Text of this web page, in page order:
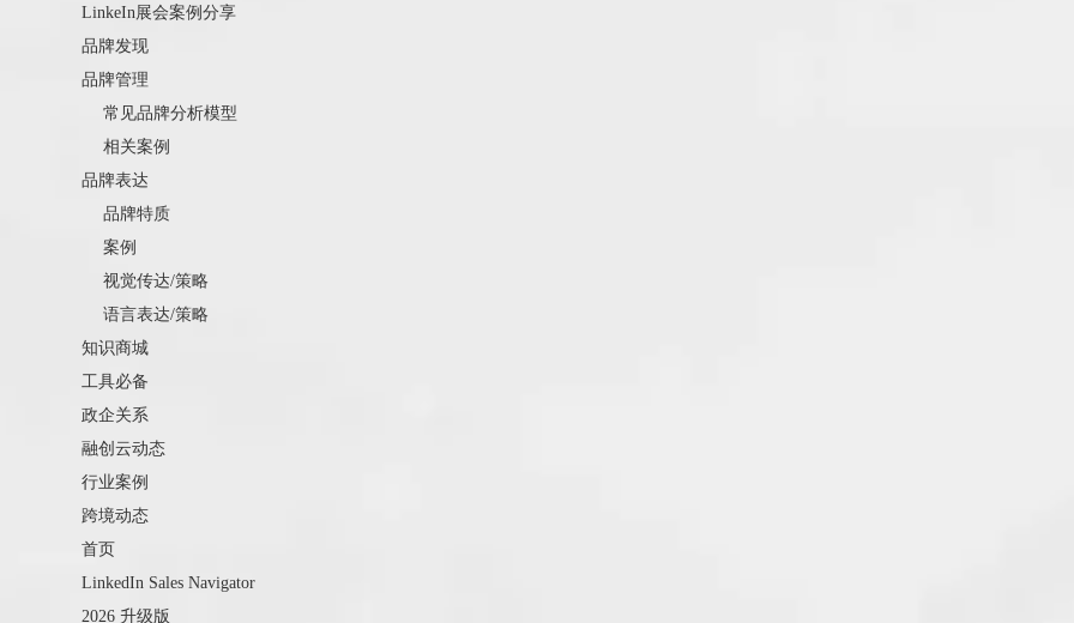
LinkeIn展会案例分享
品牌发现
品牌管理
常见品牌分析模型
相关案例
品牌表达
品牌特质
案例
视觉传达/策略
语言表达/策略
知识商城
工具必备
政企关系
融创云动态
行业案例
跨境动态
首页
LinkedIn Sales Navigator
2026 升级版